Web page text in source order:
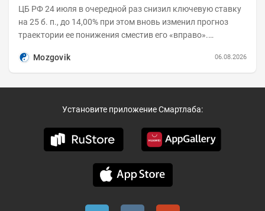
ЦБ РФ 24 июля в очередной раз снизил ключевую ставку
на 25 б. п., до 14,00% при этом вновь изменил прогноз
траектории ее понижения сместив его «вправо».
Mozgovik
06.08.2026
Установите приложение Смартлаба: